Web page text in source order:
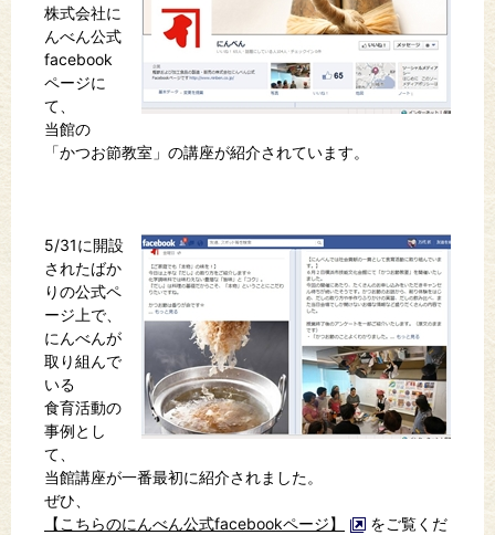
株式会社に
んべん公式
facebook
ページに
て、
当館の
「かつお節教室」の講座が紹介されています。
5/31に開設
されたばか
りの公式ペ
ージ上で、
にんべんが
取り組んで
いる
食育活動の
事例とし
て、
当館講座が一番最初に紹介されました。
ぜひ、
【こちらのにんべん公式facebookページ】
をご覧くだ